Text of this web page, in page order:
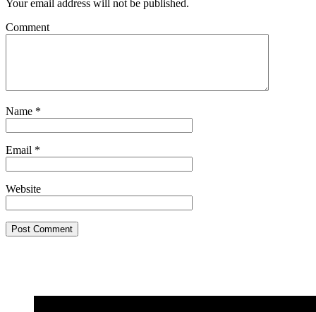
Your email address will not be published.
Comment
Name *
Email *
Website